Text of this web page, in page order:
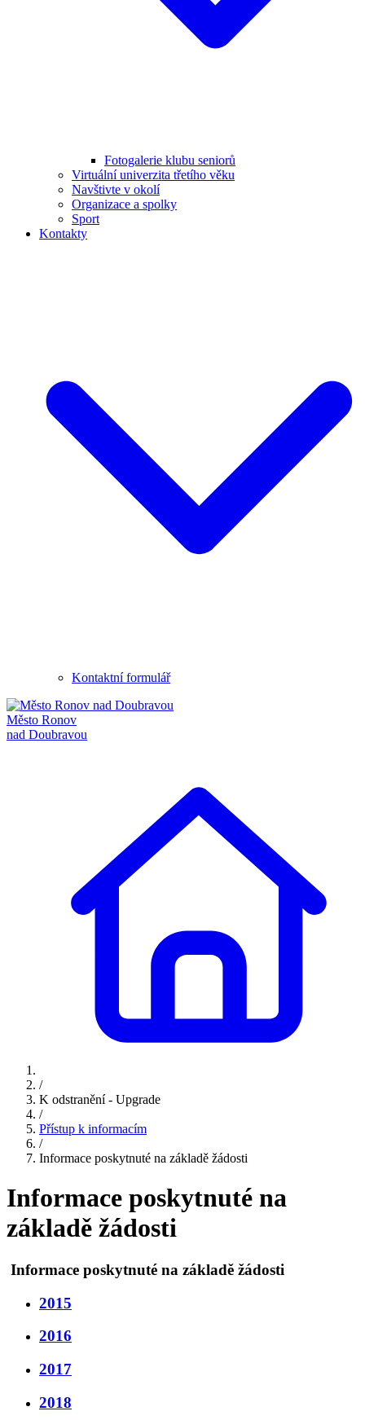
Fotogalerie klubu seniorů
Virtuální univerzita třetího věku
Navštivte v okolí
Organizace a spolky
Sport
Kontakty
Kontaktní formulář
Město Ronov
nad Doubravou
/
K odstranění - Upgrade
/
Přístup k informacím
/
Informace poskytnuté na základě žádosti
Informace poskytnuté na
základě žádosti
Informace poskytnuté na základě žádosti
2015
2016
2017
2018